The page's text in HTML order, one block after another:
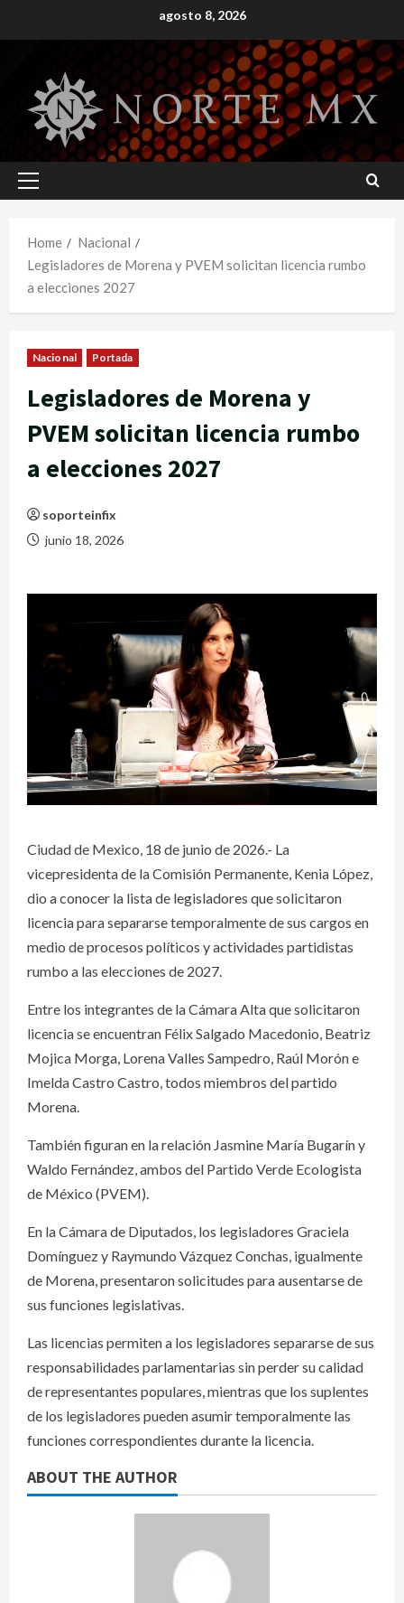
to
agosto 8, 2026
Primary
Home
Nacional
Legisladores de Morena y PVEM solicitan licencia rumbo
a elecciones 2027
Nacional Portada
Legisladores de Morena y
PVEM solicitan licencia rumbo
a elecciones 2027
soporteinfix
junio 18, 2026
Ciudad de Mexico, 18 de junio de 2026.- La
vicepresidenta de la Comisión Permanente, Kenia López,
dio a conocer la lista de legisladores que solicitaron
licencia para separarse temporalmente de sus cargos en
medio de procesos políticos y actividades partidistas
rumbo a las elecciones de 2027.
Entre los integrantes de la Cámara Alta que solicitaron
licencia se encuentran Félix Salgado Macedonio, Beatriz
Mojica Morga, Lorena Valles Sampedro, Raúl Morón e
Imelda Castro Castro, todos miembros del partido
Morena.
También figuran en la relación Jasmine María Bugarín y
Waldo Fernández, ambos del Partido Verde Ecologista
de México (PVEM).
En la Cámara de Diputados, los legisladores Graciela
Domínguez y Raymundo Vázquez Conchas, igualmente
de Morena, presentaron solicitudes para ausentarse de
sus funciones legislativas.
Las licencias permiten a los legisladores separarse de sus
responsabilidades parlamentarias sin perder su calidad
de representantes populares, mientras que los suplentes
de los legisladores pueden asumir temporalmente las
funciones correspondientes durante la licencia.
ABOUT THE AUTHOR